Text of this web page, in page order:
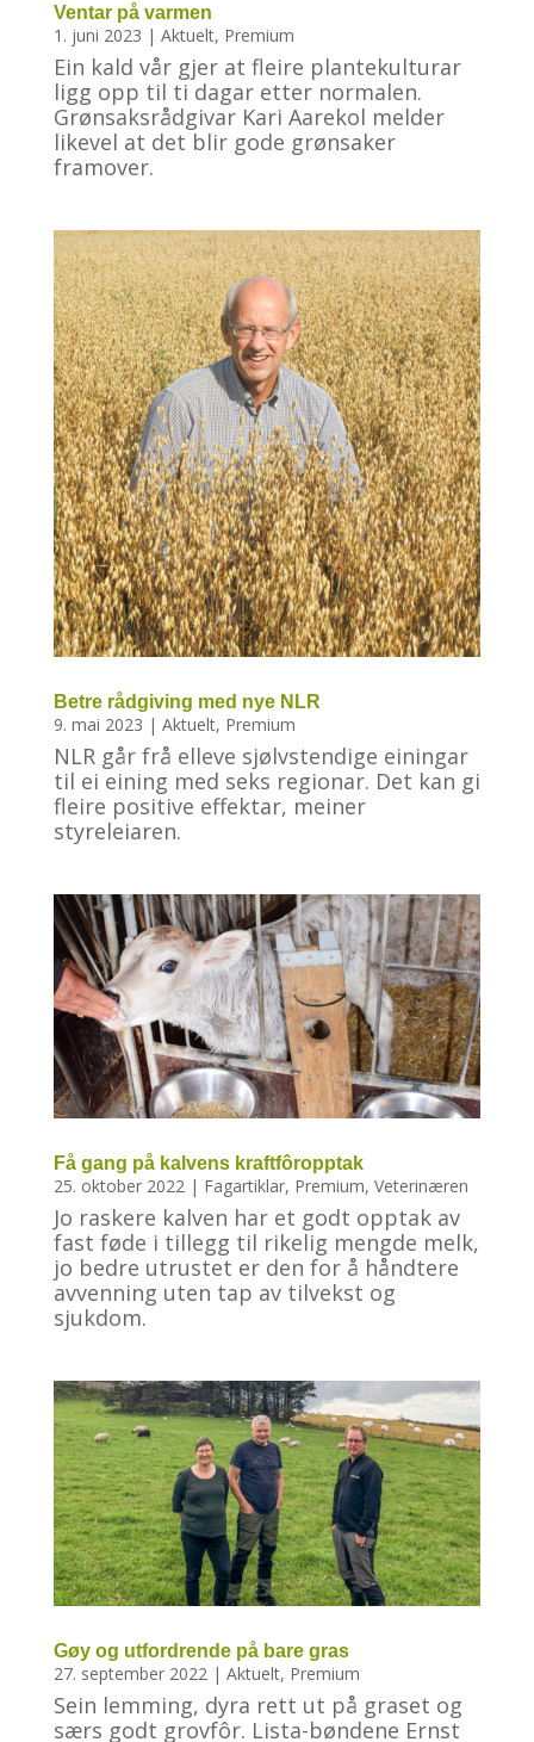
Ventar på varmen
1. juni 2023 | Aktuelt, Premium
Ein kald vår gjer at fleire plantekulturar
ligg opp til ti dagar etter normalen.
Grønsaksrådgivar Kari Aarekol melder
likevel at det blir gode grønsaker
framover.
Betre rådgiving med nye NLR
9. mai 2023 | Aktuelt, Premium
NLR går frå elleve sjølvstendige einingar
til ei eining med seks regionar. Det kan gi
fleire positive effektar, meiner
styreleiaren.
Få gang på kalvens kraftfôropptak
25. oktober 2022| Fagartiklar, Premium, Veterinæren
Jo raskere kalven har et godt opptak av
fast føde i tillegg til rikelig mengde melk,
jo bedre utrustet er den for å håndtere
avvenning uten tap av tilvekst og
sjukdom.
Gøy og utfordrende på bare gras
27. september 2022 | Aktuelt, Premium
Sein lemming, dyra rett ut på graset og
særs godt grovfôr. Lista-bøndene Ernst